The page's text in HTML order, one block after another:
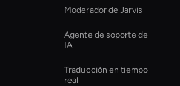
Moderador de Jarvis
Agente de soporte de
IA
Traducción en tiempo
real